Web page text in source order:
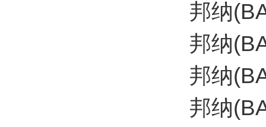
邦纳
邦纳
邦纳
邦纳